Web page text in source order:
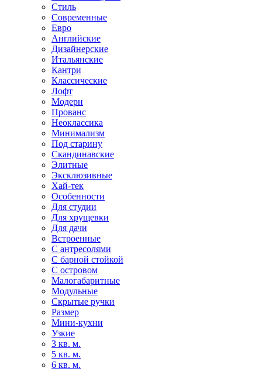
Стиль
Современные
Евро
Английские
Дизайнерские
Итальянские
Кантри
Классические
Лофт
Модерн
Прованс
Неоклассика
Минимализм
Под старину
Скандинавские
Элитные
Эксклюзивные
Хай-тек
Особенности
Для студии
Для хрущевки
Для дачи
Встроенные
С антресолями
С барной стойкой
С островом
Малогабаритные
Модульные
Скрытые ручки
Размер
Мини-кухни
Узкие
3 кв. м.
5 кв. м.
6 кв. м.